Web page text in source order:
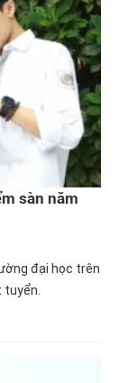
sàn năm
đại học trên